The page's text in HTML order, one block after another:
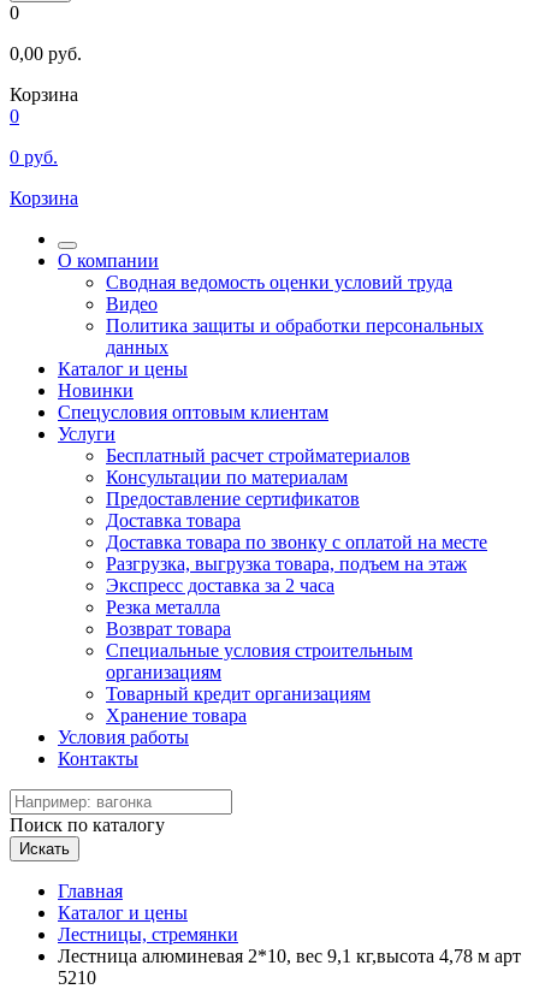
0
0,00 руб.
Корзина
0
0 руб.
Корзина
О компании
Сводная ведомость оценки условий труда
Видео
Политика защиты и обработки персональных
данных
Каталог и цены
Новинки
Спецусловия оптовым клиентам
Услуги
Бесплатный расчет стройматериалов
Консультации по материалам
Предоставление сертификатов
Доставка товара
Доставка товара по звонку с оплатой на месте
Разгрузка, выгрузка товара, подъем на этаж
Экспресс доставка за 2 часа
Резка металла
Возврат товара
Специальные условия строительным
организациям
Товарный кредит организациям
Хранение товара
Условия работы
Контакты
Поиск по каталогу
Искать
Главная
Каталог и цены
Лестницы, стремянки
Лестница алюминевая 2*10, вес 9,1 кг,высота 4,78 м арт
5210